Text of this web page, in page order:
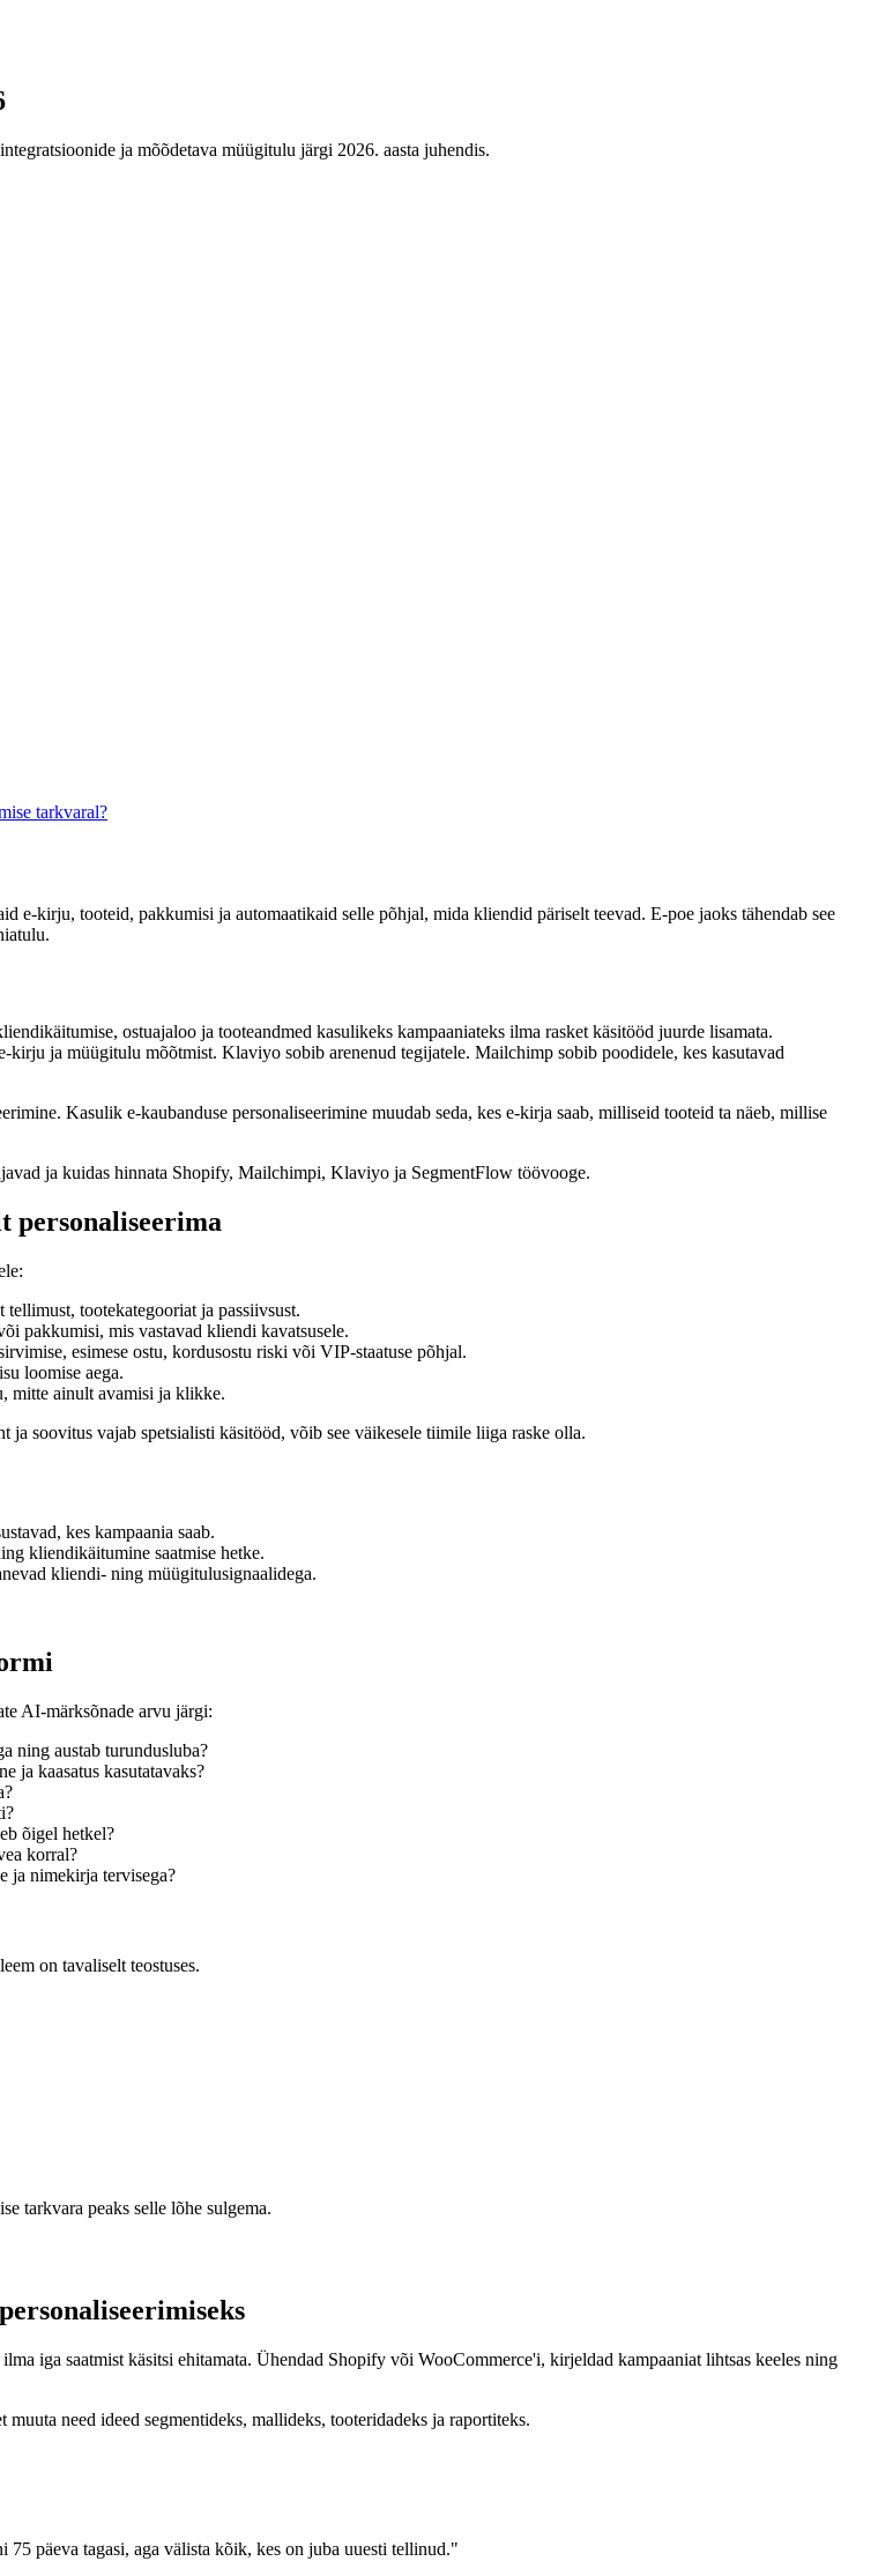
ja mõõdetava müügitulu järgi 2026. aasta juhendis.
tarkvaral?
e-kirju, tooteid, pakkumisi ja automaatikaid selle põhjal, mida kliendid päriselt teevad. E-poe jaoks tähendab see
ostuajaloo ja tooteandmed kasulikeks kampaaniateks ilma rasket käsitööd juurde lisamata.
ja müügitulu mõõtmist. Klaviyo sobib arenenud tegijatele. Mailchimp sobib poodidele, kes kasutavad
Kasulik e-kaubanduse personaliseerimine muudab seda, kes e-kirja saab, milliseid tooteid ta näeb, millise
ja kuidas hinnata Shopify, Mailchimpi, Klaviyo ja SegmentFlow töövooge.
personaliseerima
tootekategooriat ja passiivsust.
pakkumisi, mis vastavad kliendi kavatsusele.
esimese ostu, kordusostu riski või VIP-staatuse põhjal.
loomise aega.
mitte ainult avamisi ja klikke.
soovitus vajab spetsialisti käsitööd, võib see väikesele tiimile liiga raske olla.
kes kampaania saab.
kliendikäitumine saatmise hetke.
kliendi- ning müügitulusignaalidega.
AI-märksõnade arvu järgi:
ning austab turundusluba?
ja kaasatus kasutatavaks?
õigel hetkel?
korral?
ja nimekirja tervisega?
on tavaliselt teostuses.
tarkvara peaks selle lõhe sulgema.
iga saatmist käsitsi ehitamata. Ühendad Shopify või WooCommerce'i, kirjeldad kampaaniat lihtsas keeles ning
need ideed segmentideks, mallideks, tooteridadeks ja raportiteks.
75 päeva tagasi, aga välista kõik, kes on juba uuesti tellinud."